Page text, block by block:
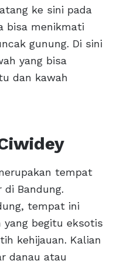
ke sini pada
bisa menikmati
gunung. Di sini
yang bisa
dan kawah
tempat
Bandung.
tempat ini
yang begitu eksotis
kehijauan. Kalian
danau atau